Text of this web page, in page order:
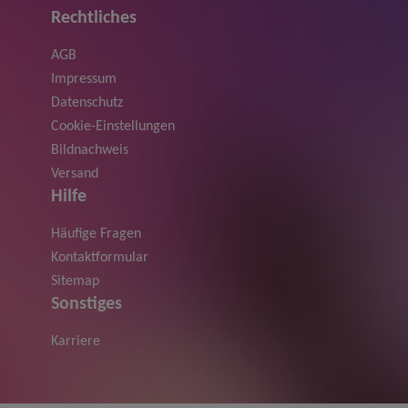
Rechtliches
AGB
Impressum
Datenschutz
Cookie-Einstellungen
Bildnachweis
Versand
Hilfe
Häufige Fragen
Kontaktformular
Sitemap
Sonstiges
Karriere